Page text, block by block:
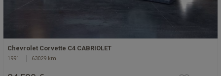
Chevrolet Corvette C4 CABRIOLET
1991 63029 km